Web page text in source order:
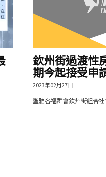
欽州街過渡性
期今起接受申
2023年02月27日
聖雅各福群會欽州街組合